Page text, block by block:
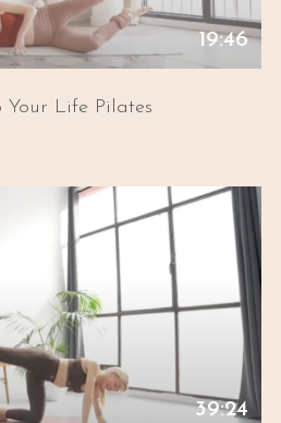
19:46
Your Life Pilates
39:24